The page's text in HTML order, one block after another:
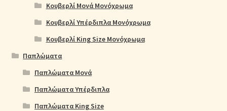
Κουβερλί Μονά Μονόχρωμα
Κουβερλί Υπέρδιπλα Μονόχρωμα
Κουβερλί King Size Μονόχρωμα
Παπλώματα
Παπλώματα Μονά
Παπλώματα Υπέρδιπλα
Παπλώματα King Size